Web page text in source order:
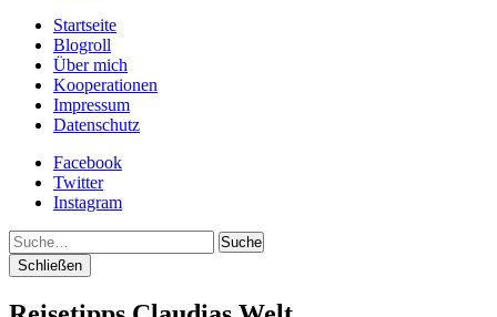
Startseite
Blogroll
Über mich
Kooperationen
Impressum
Datenschutz
Facebook
Twitter
Instagram
Suche
Schließen